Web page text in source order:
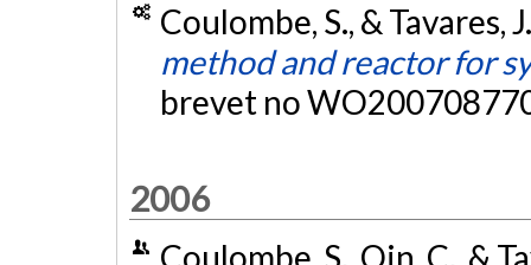
Coulombe, S., & Tavares,
method and reactor for
brevet no
2006
Coulombe, S., Qin, C., &